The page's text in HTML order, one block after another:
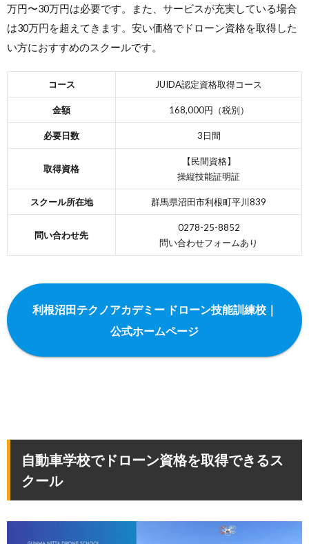
万円〜30万円は必要です。また、サービスが充実している場合
は30万円を超えてきます。安い価格でドローン資格を取得した
い方におすすめのスクールです。
コース JUIDA認定資格取得コース
金額 168,000円（税別）
必要日数 3日間
取得資格
【民間資格】
操縦技能証明証
スクール所在地 群馬県沼田市利根町平川839
問い合わせ先
0278-25-8852
問い合わせフォームあり
利根沼田テクノアカデミー ドローン技能訓練校｜
公式ホームページ
自動車学校でドローン資格を取得できるス
クール